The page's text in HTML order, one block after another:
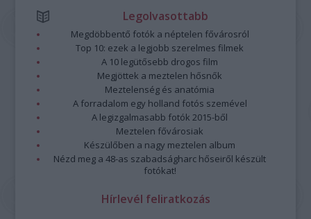
Legolvasottabb
Megdöbbentő fotók a néptelen fővárosról
Top 10: ezek a legjobb szerelmes filmek
A 10 legütősebb drogos film
Megjöttek a meztelen hősnők
Meztelenség és anatómia
A forradalom egy holland fotós szemével
A legizgalmasabb fotók 2015-ből
Meztelen fővárosiak
Készülőben a nagy meztelen album
Nézd meg a 48-as szabadságharc hőseiről készült
fotókat!
Hírlevél feliratkozás